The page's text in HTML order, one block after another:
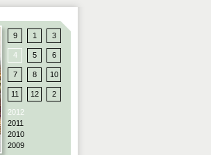
9 1 3
4 5 6
7 8 10
11 12 2
2012
2011
2010
2009